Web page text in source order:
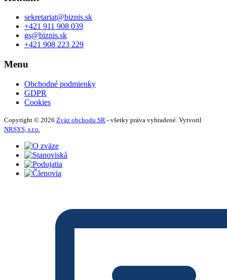
sekretariat@biznis.sk
+421 911 908 039
gs@biznis.sk
+421 908 223 229
Menu
Obchodné podmienky
GDPR
Cookies
Copyright © 2026 Zväz obchodu SR - všetky práva vyhradené. Vytvoril
NRSYS, s.r.o.